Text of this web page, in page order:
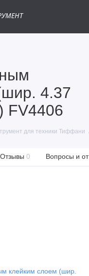
4.37
FV4406
для техники Тиффани
Отзывы 0 Вопросы и